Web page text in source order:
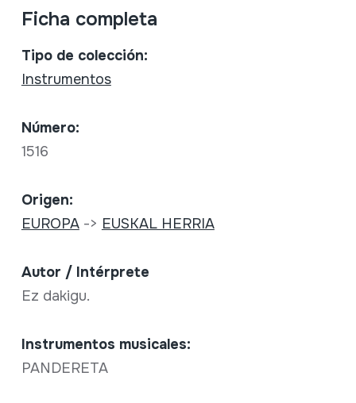
Ficha completa
Tipo de colección:
Instrumentos
Número:
1516
Origen:
EUROPA-> EUSKAL HERRIA
Autor / Intérprete
Ez dakigu.
Instrumentos musicales:
PANDERETA